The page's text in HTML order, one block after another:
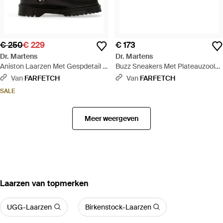
€ 250€ 229
Dr. Martens
Aniston Laarzen Met Gespdetail -
Zwart
Van FARFETCH
SALE
€ 173
Dr. Martens
Buzz Sneakers Met Plateauzool
En Textuur - Zwart
Van FARFETCH
Meer weergeven
‪Laarzen‬ van topmerken
UGG-Laarzen Birkenstock-Laarzen